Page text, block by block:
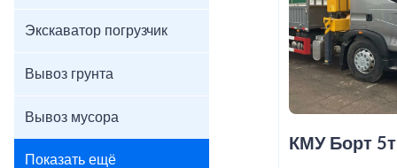
Экскаватор погрузчик
Вывоз грунта
Вывоз мусора
Показать ещё
КМУ Борт 5т